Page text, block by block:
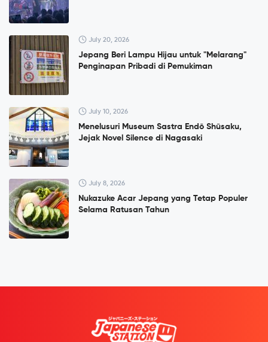
July 20, 2026
Jepang Beri Lampu Hijau untuk "Melarang"
Penginapan Pribadi di Pemukiman
July 10, 2026
Menelusuri Museum Sastra Endō Shūsaku,
Jejak Novel Silence di Nagasaki
July 8, 2026
Nukazuke Acar Jepang yang Tetap Populer
Selama Ratusan Tahun